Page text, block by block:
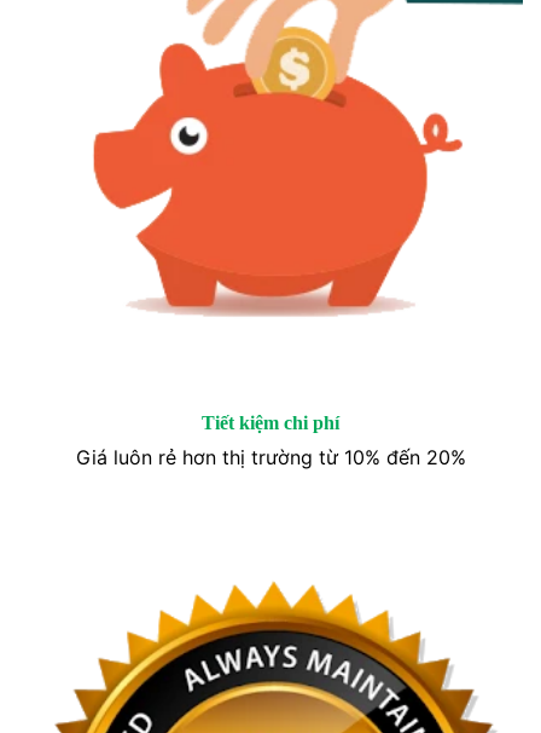
Tiết kiệm chi phí
Giá luôn rẻ hơn thị trường từ 10% đến 20%